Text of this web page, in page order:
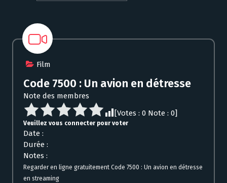
Film
Code 7500 : Un avion en détresse
Note des membres
[Votes : 0 Note : 0]
Veuillez vous connecter pour voter
Date :
Durée :
Notes :
Regarder en ligne gratuitement Code 7500 : Un avion en détresse
en streaming